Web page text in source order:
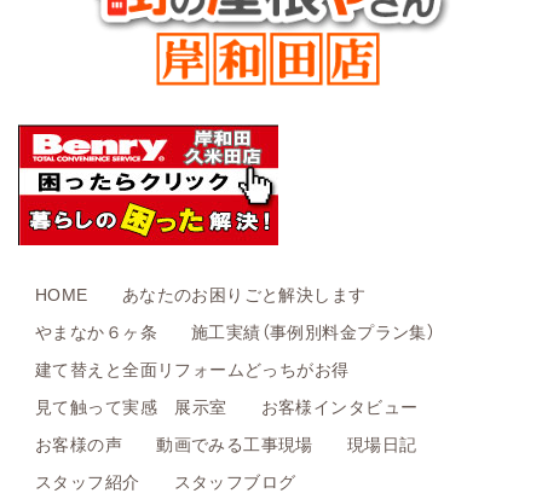
HOME
あなたのお困りごと解決します
やまなか６ヶ条
施工実績（事例別料金プラン集）
建て替えと全面リフォームどっちがお得
見て触って実感 展示室
お客様インタビュー
お客様の声
動画でみる工事現場
現場日記
スタッフ紹介
スタッフブログ